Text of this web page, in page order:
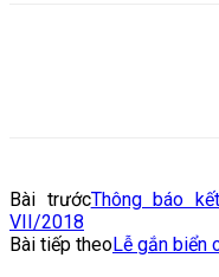
Bài trướcThông báo
VII/2018
Bài tiếp theoLễ gắn biển